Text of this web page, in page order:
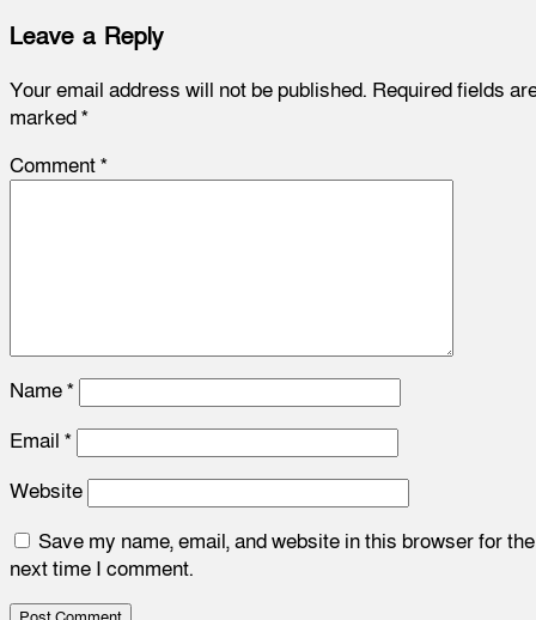
Leave a Reply
Your email address will not be published. Required fields
marked*
Comment*
Name*
Email *
Website
Save my name, email, and website in this browser for the
next time I comment.